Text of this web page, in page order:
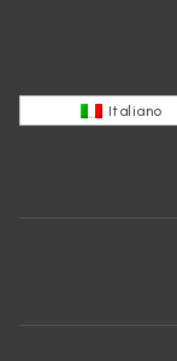
Italiano